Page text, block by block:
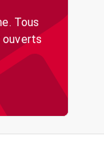
Tous
ouverts